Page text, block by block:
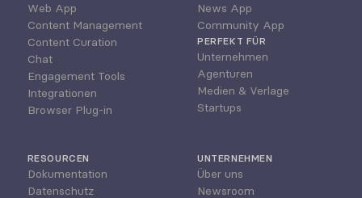
Web App
Content Management
Content Curation
Chat
Engagement Tools
Integrationen
Browser Plug-in
News App
Community App
PERFEKT FÜR
Unternehmen
Agenturen
Medien & Verlage
Startups
RESOURCEN
Dokumentation
Datenschutz
UNTERNEHMEN
Über uns
Newsroom